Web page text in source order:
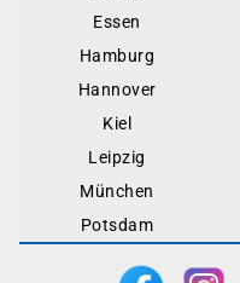
Essen
Hamburg
Hannover
Kiel
Leipzig
München
Potsdam